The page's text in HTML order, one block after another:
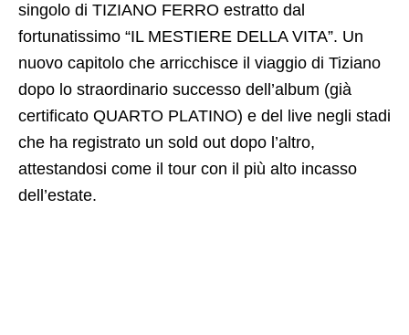
singolo di TIZIANO FERRO estratto dal
fortunatissimo “IL MESTIERE DELLA VITA”. Un
nuovo capitolo che arricchisce il viaggio di Tiziano
dopo lo straordinario successo dell’album (già
certificato QUARTO PLATINO) e del live negli stadi
che ha registrato un sold out dopo l’altro,
attestandosi come il tour con il più alto incasso
dell’estate.